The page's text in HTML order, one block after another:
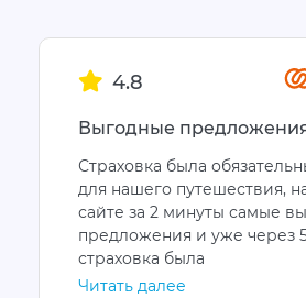
4.8
Выгодные
Страховка была
для нашего путешествия,
сайте за 2 минуты самые
предложения и уже через
страховка была
Читать далее